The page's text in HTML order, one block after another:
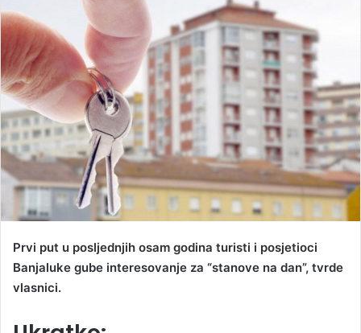
a
m
a
i
Prvi put u posljednjih osam godina turisti i posjetioci
Banjaluke gube interesovanje za “stanove na dan”, tvrde
vlasnici.